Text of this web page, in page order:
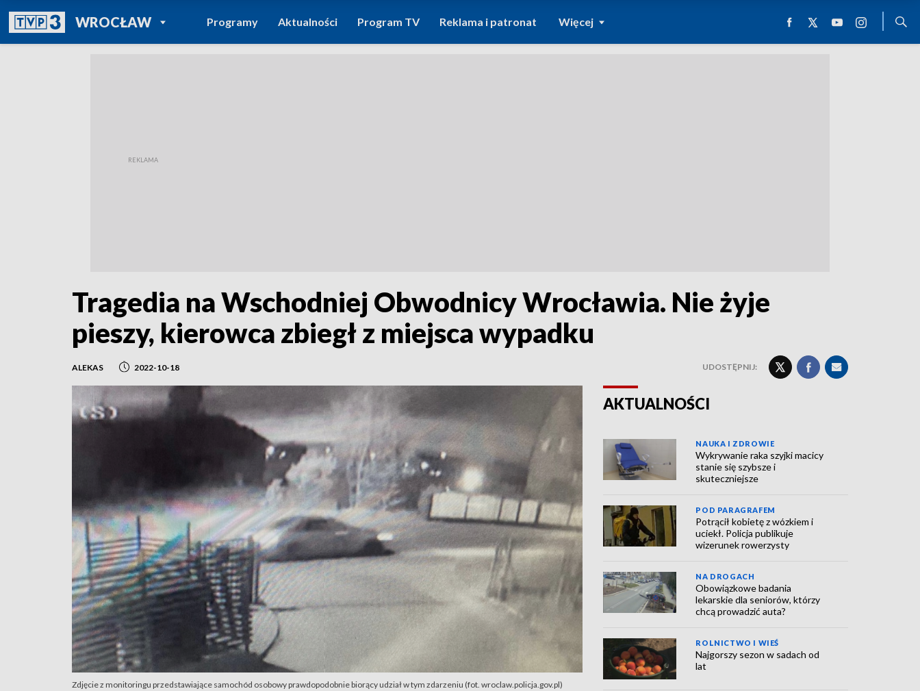
WROCŁAWPOWRÓT DO
TVP REGIONY
Programy Aktualności Program TV Reklama i patronat Więcej
Tragedia na Wschodniej Obwodnicy Wrocławia. Nie żyje
pieszy, kierowca zbiegł z miejsca wypadku
ALEKAS 2022-10-18 UDOSTĘPNIJ:
Zdjęcie z monitoringu przedstawiające samochód osobowy prawdopodobnie biorący udział w tym zdarzeniu (fot. wroclaw.policja.gov.pl)
AKTUALNOŚCI
NAUKA I ZDROWIE
Wykrywanie raka szyjki macicy
stanie się szybsze i
skuteczniejsze
POD PARAGRAFEM
Potrącił kobietę z wózkiem i
uciekł. Policja publikuje
wizerunek rowerzysty
NA DROGACH
Obowiązkowe badania
lekarskie dla seniorów, którzy
chcą prowadzić auta?
ROLNICTWO I WIEŚ
Najgorszy sezon w sadach od
lat